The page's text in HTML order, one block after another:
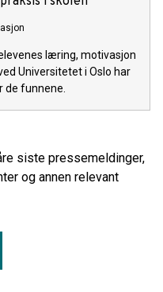
læring, motivasjon
Universitetet i Oslo har
de funnene.
siste pressemeldinger,
og annen relevant